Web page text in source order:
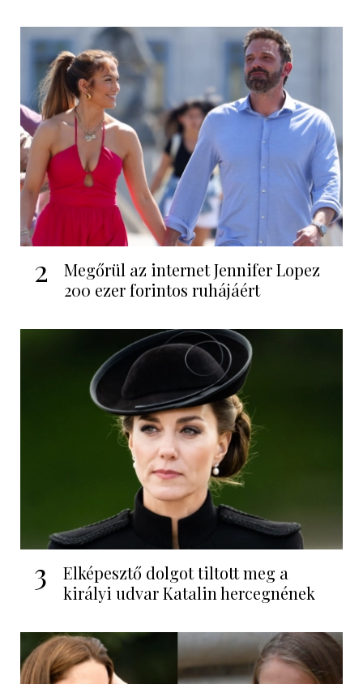
2
Megőrül az internet Jennifer Lopez
200 ezer forintos ruhájáért
3
Elképesztő dolgot tiltott meg a
királyi udvar Katalin hercegnének